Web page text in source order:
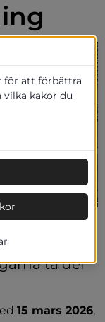
fram ett
för
ta del
15 mars 2026,
för att förbättra
vilka kakor du